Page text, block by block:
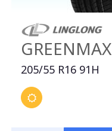
205/55 R16 91H